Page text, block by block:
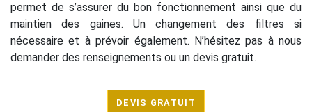
permet de s’assurer du bon fonctionnement ainsi que du
maintien des gaines. Un changement des filtres si
nécessaire et à prévoir également. N’hésitez pas à nous
demander des renseignements ou un devis gratuit.
DEVIS GRATUIT